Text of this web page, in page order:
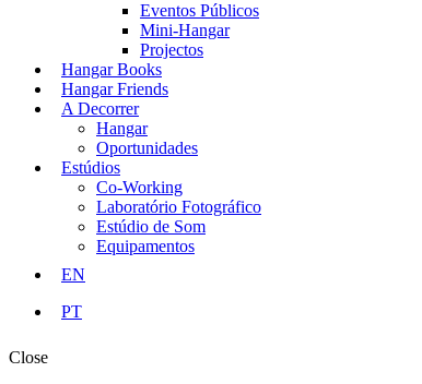
Eventos Públicos
Mini-Hangar
Projectos
Hangar Books
Hangar Friends
A Decorrer
Hangar
Oportunidades
Estúdios
Co-Working
Laboratório Fotográfico
Estúdio de Som
Equipamentos
EN
PT
Close